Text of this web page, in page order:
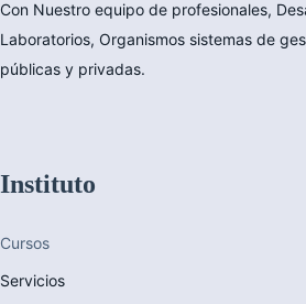
Con Nuestro equipo de profesionales,
Laboratorios, Organismos sistemas de
públicas y privadas.
Instituto
Cursos
Servicios